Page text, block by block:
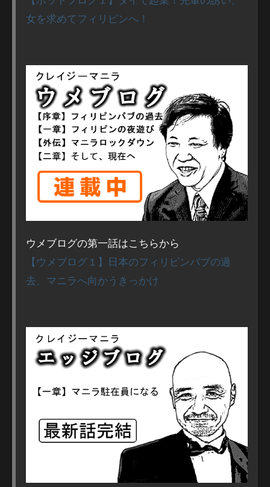
女を求めてフィリピンへ！
ウメブログの第一話はこちらから
【ウメブログ１】日本のフィリピンパブの過
去、マニラへ向かうきっかけ